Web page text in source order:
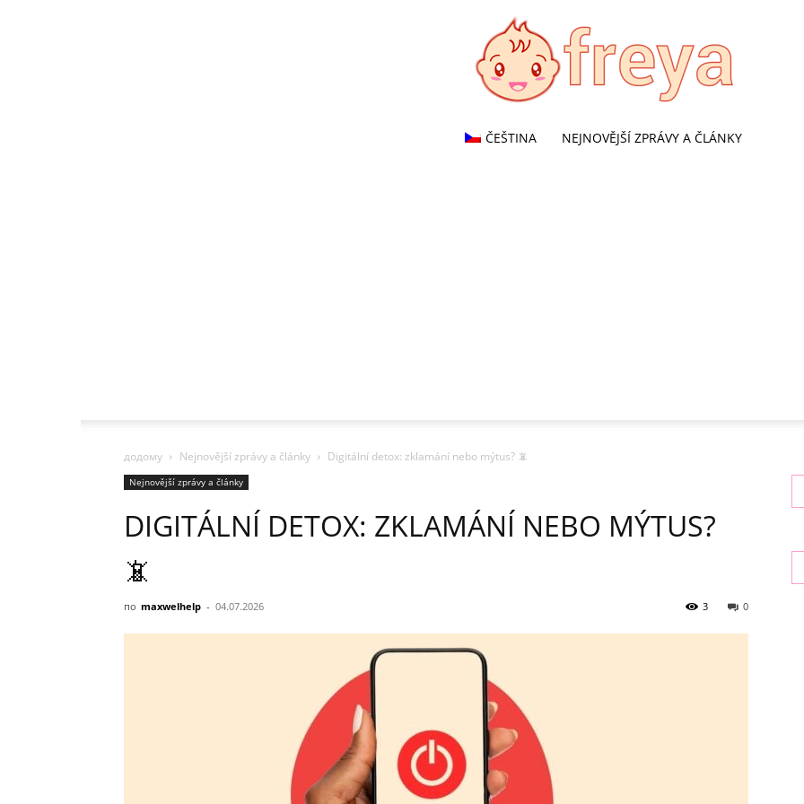
ČEŠTINA NEJNOVĚJŠÍ ZPRÁVY A ČLÁNKY
додому Nejnovější zprávy a články Digitální detox: zklamání nebo mýtus? 📵
Nejnovější zprávy a články
DIGITÁLNÍ DETOX: ZKLAMÁNÍ NEBO MÝTUS?
📵
по maxwelhelp - 04.07.2026 0
3